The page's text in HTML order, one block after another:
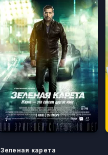
Зеленая карета